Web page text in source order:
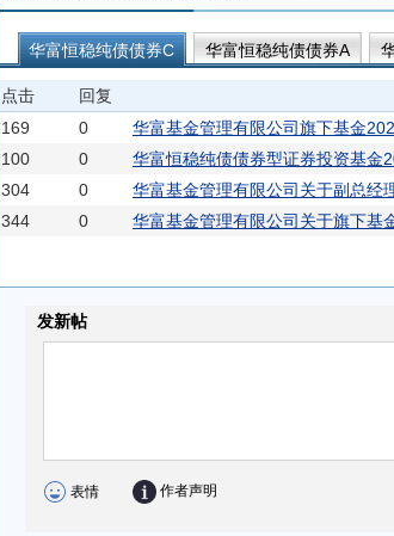
华富恒稳纯债债券C 华富恒稳纯债债券A
华富富惠一年定开债券发起
华富吉富30天滚动持有中短债C
华富吉富30
华富富瑞3个月定开债
点击 回复
169 0 华富基金管理有限公司旗下基金
100 0 华富恒稳纯债债券型证券投资基金
304 0 华富基金管理有限公司关于副总经
344 0 华富基金管理有限公司关于旗下基